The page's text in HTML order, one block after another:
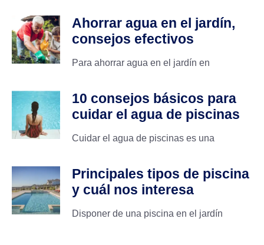
Ahorrar agua en el jardín,
consejos efectivos
Para ahorrar agua en el jardín en
10 consejos básicos para
cuidar el agua de piscinas
Cuidar el agua de piscinas es una
Principales tipos de piscina
y cuál nos interesa
Disponer de una piscina en el jardín